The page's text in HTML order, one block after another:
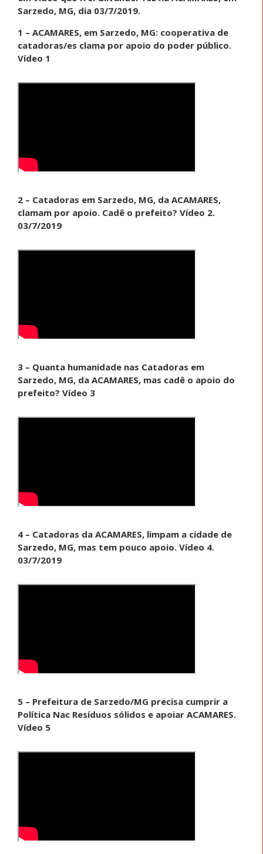
Sarzedo, MG, dia 03/7/2019.
1 – ACAMARES, em Sarzedo, MG: cooperativa de
catadoras/es clama por apoio do poder público.
Vídeo 1
2 – Catadoras em Sarzedo, MG, da ACAMARES,
clamam por apoio. Cadê o prefeito? Vídeo 2.
03/7/2019
3 – Quanta humanidade nas Catadoras em
Sarzedo, MG, da ACAMARES, mas cadê o apoio do
prefeito? Vídeo 3
4 – Catadoras da ACAMARES, limpam a cidade de
Sarzedo, MG, mas tem pouco apoio. Vídeo 4.
03/7/2019
5 – Prefeitura de Sarzedo/MG precisa cumprir a
Política Nac Resíduos sólidos e apoiar ACAMARES.
Vídeo 5